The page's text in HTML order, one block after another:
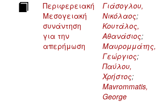
Περιφερειακή
Μεσογειακή
συνάντηση
για την
απερήμωση
Γιάσογλου,
Νικόλαος;
Κουτάλος,
Αθανάσιος;
Μαυρομμάτης,
Γεώργιος;
Παύλου,
Χρήστος;
Mavrommatis,
George